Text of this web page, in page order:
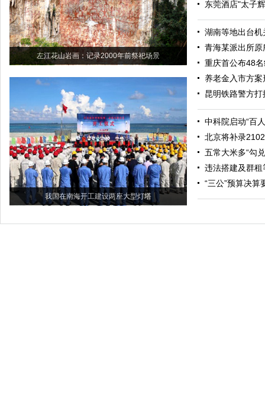
左江花山岩画：记录2000年前祭祀场景
我国在南海开工建设两座大型灯塔
东莞酒店"太子
湖南等地出台
青海某派出所
重庆首公布48
养老金入市方
昆明铁路警方
中科院启动“百
北京将补录
五常大米多“勾
违法搭建及群
“三公”预算决算